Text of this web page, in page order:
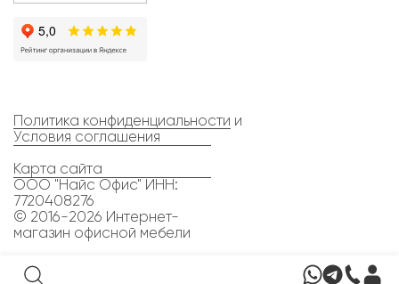
Политика конфиденциальности и
Условия соглашения
Карта сайта
ООО "Найс Офис" ИНН:
7720408276
© 2016-2026 Интернет-
магазин офисной мебели